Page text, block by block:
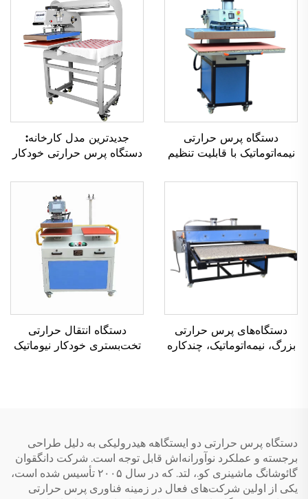
دستگاه پرس حرارتی
نیمه‌اتوماتیک با قابلیت تنظیم
کارخانه، ابعاد استاندارد ۸۰ ×
جدیدترین مدل کارخانه:
دستگاه پرس حرارتی خودکار
پرس گرم پنوماتیک برای چاپ
روی پوشاک
دستگاه‌های پرس حرارتی
بزرگ، نیمه‌اتوماتیک، چندکاره
دستگاه انتقال حرارتی
تخت‌بستری خودکار نیوماتیک
دستگاه پرس حرارتی دو ایستگاهه هیدرولیکی به دلیل طراحی
برجسته و عملکرد نوآورانه‌اش قابل توجه است. شرکت دانگقوان
گائوشانگ ماشینری کو.، لتد. که در سال ۲۰۰۵ تأسیس شده است،
یکی از اولین شرکت‌های فعال در زمینه فناوری پرس حرارتی